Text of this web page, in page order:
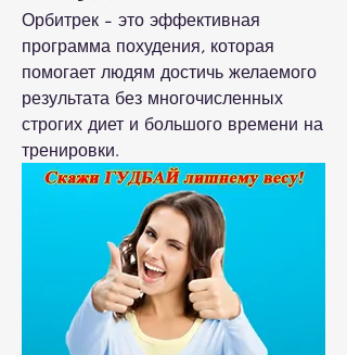
Орбитрек - это эффективная
программа похудения, которая
помогает людям достичь желаемого
результата без многочисленных
строгих диет и большого времени на
тренировки.